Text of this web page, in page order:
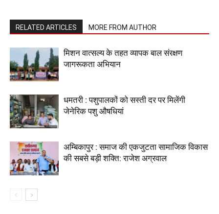
RELATED ARTICLES MORE FROM AUTHOR
मिशन वात्सल्य के तहत व्यापक बाल संरक्षण
जागरूकता अभियान
धमतरी : पशुपालकों को सस्ती दर पर मिलेंगी
जेनेरिक पशु औषधियां
अम्बिकापुर : समाज की एकजुटता सामाजिक विकास
की सबसे बड़ी शक्ति: राजेश अग्रवाल